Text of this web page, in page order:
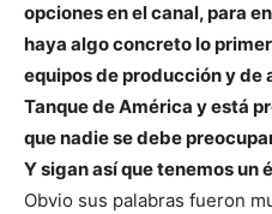
opciones en el canal, para
haya algo concreto lo
equipos de producción y de
Tanque de América y está
que nadie se debe
Y sigan así que tenemos un
Obvio sus palabras fueron